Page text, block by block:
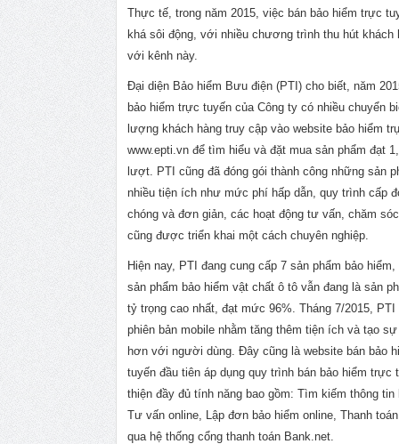
Thực tế, trong năm 2015, việc bán bảo hiểm trực
khá sôi động, với nhiều chương trình thu hút khách
với kênh này.
Đại diện Bảo hiểm Bưu điện (PTI) cho biết, năm
bảo hiểm trực tuyến của Công ty có nhiều chuyển
lượng khách hàng truy cập vào website bảo hiểm
www.epti.vn để tìm hiểu và đặt mua sản phẩm đạt
lượt. PTI cũng đã đóng gói thành công những sản
nhiều tiện ích như mức phí hấp dẫn, quy trình cấp
chóng và đơn giản, các hoạt động tư vấn, chăm
cũng được triển khai một cách chuyên nghiệp.
Hiện nay, PTI đang cung cấp 7 sản phẩm bảo hiểm,
sản phẩm bảo hiểm vật chất ô tô vẫn đang là sản
tỷ trọng cao nhất, đạt mức 96%. Tháng 7/2015, PTI
phiên bản mobile nhằm tăng thêm tiện ích và tạo
hơn với người dùng. Đây cũng là website bán bảo
tuyến đầu tiên áp dụng quy trình bán bảo hiểm trực
thiện đầy đủ tính năng bao gồm: Tìm kiếm thông tin
Tư vấn online, Lập đơn bảo hiểm online, Thanh
qua hệ thống cổng thanh toán Bank.net.